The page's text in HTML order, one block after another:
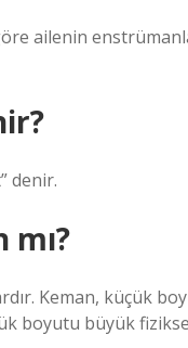
ailenin
denir.
Keman, küçük
boyutu büyük